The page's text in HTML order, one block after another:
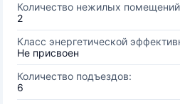
Количество нежилых
2
Класс энергетической
Не присвоен
Количество подъездов:
6